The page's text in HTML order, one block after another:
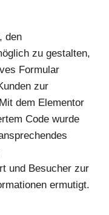
den
zu gestalten,
Formular
zur
dem Elementor
Code wurde
und Besucher zur
ermutigt.